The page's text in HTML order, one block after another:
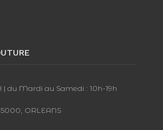
| du Mardi au Samedi : 10h-19h
ORLEANS